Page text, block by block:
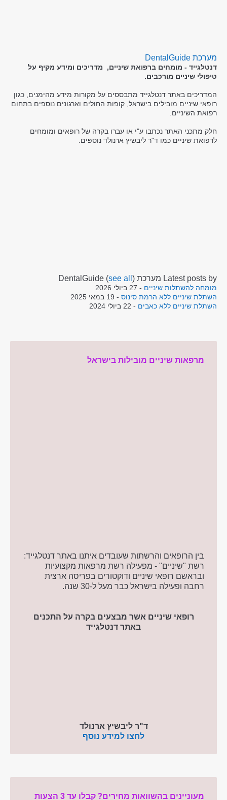
מערכת DentalGuide
דנטלגייד - מומחים ברפואת שיניים, מדריכים ומידע מקיף על
טיפולי שיניים מורכבים.
המדריכים באתר דנטלגייד מתבססים על מקורות מידע מהימנים, כגון
רופאי שיניים מובילים בישראל, קופות החולים וארגונים נוספים בתחום
רפואת השיניים.
חלק מתכני האתר נכתבו ע"י או עברו בקרה של רופאים ומומחים
לרפואת שיניים כמו ד"ר ליבשיץ ארנולד נוספים.
Latest posts by מערכת DentalGuide (see all )
מומחה להשתלות שיניים - 27 ביולי 2026
השתלת שיניים ללא הרמת סינוס - 19 במאי 2025
השתלת שיניים ללא כאבים - 22 ביולי 2024
מרפאות שיניים מובילות בישראל
בין הרופאים והרשתות שעובדים איתנו באתר דנטלגייד:
רשת "שיניים" - מפעילה רשת מרפאות מקצועיות
ובראשם רופאי שיניים ודוקטורים בפריסה ארצית
רחבה ופעילה בישראל כבר מעל ל-30 שנה.
רופאי שיניים אשר מבצעים בקרה על התכנים
באתר דנטלגייד
ד"ר ליבשיץ ארנולד
לחצו למידע נוסף
מעוניינים בהשוואות מחירים? קבלו עד 3 הצעות